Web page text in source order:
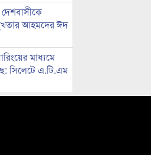
আহমদের ঈদ
মাধ্যমে
সিলেটে এ.টি.এম